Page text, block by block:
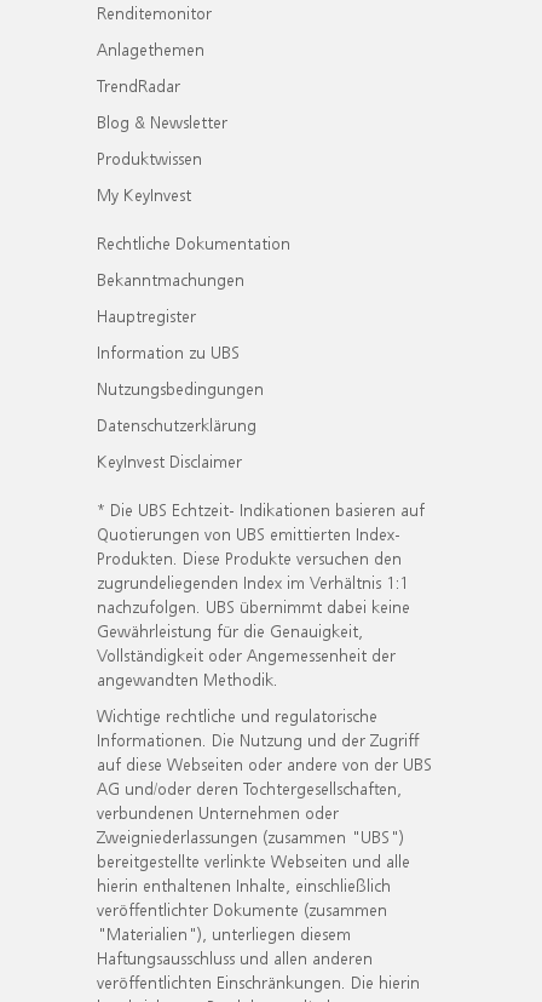
Renditemonitor
Anlagethemen
TrendRadar
Blog & Newsletter
Produktwissen
My KeyInvest
Rechtliche Dokumentation
Bekanntmachungen
Hauptregister
Information zu UBS
Nutzungsbedingungen
Datenschutzerklärung
KeyInvest Disclaimer
* Die UBS Echtzeit- Indikationen basieren auf
Quotierungen von UBS emittierten Index-
Produkten. Diese Produkte versuchen den
zugrundeliegenden Index im Verhältnis 1:1
nachzufolgen. UBS übernimmt dabei keine
Gewährleistung für die Genauigkeit,
Vollständigkeit oder Angemessenheit der
angewandten Methodik.
Wichtige rechtliche und regulatorische
Informationen. Die Nutzung und der Zugriff
auf diese Webseiten oder andere von der UBS
AG und/oder deren Tochtergesellschaften,
verbundenen Unternehmen oder
Zweigniederlassungen (zusammen "UBS")
bereitgestellte verlinkte Webseiten und alle
hierin enthaltenen Inhalte, einschließlich
veröffentlichter Dokumente (zusammen
"Materialien"), unterliegen diesem
Haftungsausschluss und allen anderen
veröffentlichten Einschränkungen. Die hierin